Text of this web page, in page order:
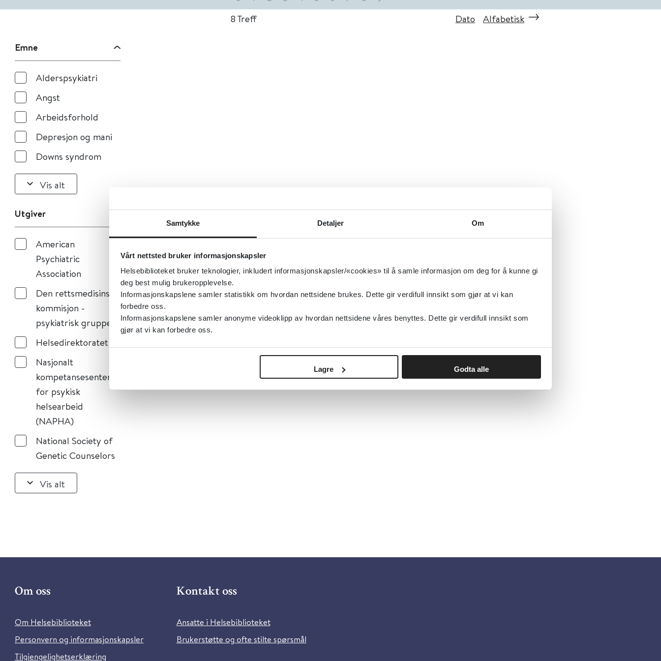
Samtykke Detaljer Om
Vårt nettsted bruker informasjonskapsler
Helsebiblioteket bruker teknologier, inkludert informasjonskapsler/«cookies» til å samle informasjon om deg for å kunne gi
deg best mulig brukeropplevelse.
Informasjonskapslene samler statistikk om hvordan nettsidene brukes. Dette gir verdifull innsikt som gjør at vi kan
forbedre oss.
Informasjonskapslene samler anonyme videoklipp av hvordan nettsidene våres benyttes. Dette gir verdifull innsikt som
gjør at vi kan forbedre oss.
Lagre Godta alle
Emne
Alderspsykiatri
Angst
Arbeidsforhold
Depresjon og mani
Downs syndrom
Vis alt
Utgiver
American
Psychiatric
Association
Den rettsmedisinske
kommisjon -
psykiatrisk gruppe
Helsedirektoratet
Nasjonalt
kompetansesenter
for psykisk
helsearbeid
(NAPHA)
National Society of
Genetic Counselors
Vis alt
8 Treff Dato Alfabetisk
Om oss
Om Helsebiblioteket
Personvern og informasjonskapsler
Tilgjengelighetserklæring
Kontakt oss
Ansatte i Helsebiblioteket
Brukerstøtte og ofte stilte spørsmål